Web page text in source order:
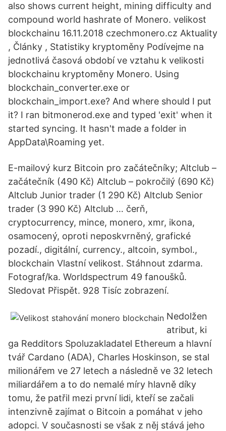
also shows current height, mining difficulty and
compound world hashrate of Monero. velikost
blockchainu 16.11.2018 czechmonero.cz Aktuality
, Články , Statistiky kryptoměny Podívejme na
jednotlivá časová období ve vztahu k velikosti
blockchainu kryptoměny Monero. Using
blockchain_converter.exe or
blockchain_import.exe? And where should I put
it? I ran bitmonerod.exe and typed 'exit' when it
started syncing. It hasn't made a folder in
AppData\Roaming yet.
E-mailový kurz Bitcoin pro začátečníky; Altclub –
začátečník (490 Kč) Altclub – pokročilý (690 Kč)
Altclub Junior trader (1 290 Kč) Altclub Senior
trader (3 990 Kč) Altclub … čerň,
cryptocurrency, mince, monero, xmr, ikona,
osamocený, oproti neposkvrněný, grafické
pozadí., digitální, currency., altcoin, symbol.,
blockchain Vlastní velikost. Stáhnout zdarma.
Fotograf/ka. Worldspectrum 49 fanoušků.
Sledovat Přispět. 928 Tisíc zobrazení.
Nedolžen
atribut, ki
ga Redditors Spoluzakladatel Ethereum a hlavní
tvář Cardano (ADA), Charles Hoskinson, se stal
milionářem ve 27 letech a následně ve 32 letech
miliardářem a to do nemalé míry hlavně díky
tomu, že patřil mezi první lidi, kteří se začali
intenzivně zajímat o Bitcoin a pomáhat v jeho
adopci. V současnosti se však z něj stává jeho